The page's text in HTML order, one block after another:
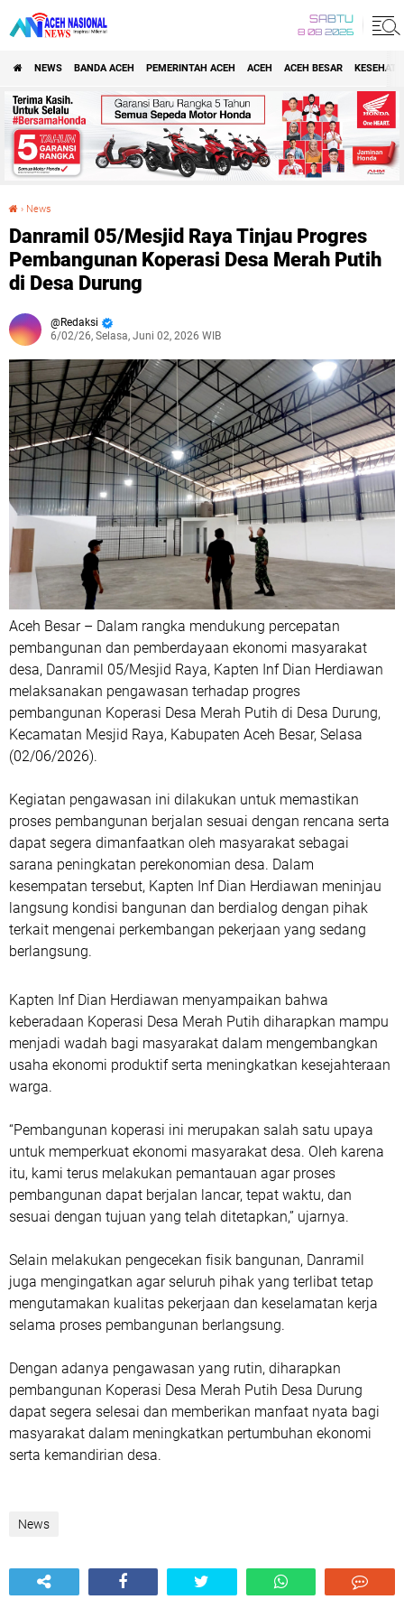
SABTU
8 08 2026
NEWS BANDA ACEH PEMERINTAH ACEH ACEH ACEH BESAR
› News
Danramil 05/Mesjid Raya Tinjau Progres
Pembangunan Koperasi Desa Merah Putih
di Desa Durung
Redaksi
6/02/26, Selasa, Juni 02, 2026 WIB
Aceh Besar – Dalam rangka mendukung percepatan
pembangunan dan pemberdayaan ekonomi masyarakat
desa, Danramil 05/Mesjid Raya, Kapten Inf Dian Herdiawan
melaksanakan pengawasan terhadap progres
pembangunan Koperasi Desa Merah Putih di Desa Durung,
Kecamatan Mesjid Raya, Kabupaten Aceh Besar, Selasa
(02/06/2026).
Kegiatan pengawasan ini dilakukan untuk memastikan
proses pembangunan berjalan sesuai dengan rencana serta
dapat segera dimanfaatkan oleh masyarakat sebagai
sarana peningkatan perekonomian desa. Dalam
kesempatan tersebut, Kapten Inf Dian Herdiawan meninjau
langsung kondisi bangunan dan berdialog dengan pihak
terkait mengenai perkembangan pekerjaan yang sedang
berlangsung.
Kapten Inf Dian Herdiawan menyampaikan bahwa
keberadaan Koperasi Desa Merah Putih diharapkan mampu
menjadi wadah bagi masyarakat dalam mengembangkan
usaha ekonomi produktif serta meningkatkan kesejahteraan
warga.
“Pembangunan koperasi ini merupakan salah satu upaya
untuk memperkuat ekonomi masyarakat desa. Oleh karena
itu, kami terus melakukan pemantauan agar proses
pembangunan dapat berjalan lancar, tepat waktu, dan
sesuai dengan tujuan yang telah ditetapkan,” ujarnya.
Selain melakukan pengecekan fisik bangunan, Danramil
juga mengingatkan agar seluruh pihak yang terlibat tetap
mengutamakan kualitas pekerjaan dan keselamatan kerja
selama proses pembangunan berlangsung.
Dengan adanya pengawasan yang rutin, diharapkan
pembangunan Koperasi Desa Merah Putih Desa Durung
dapat segera selesai dan memberikan manfaat nyata bagi
masyarakat dalam meningkatkan pertumbuhan ekonomi
serta kemandirian desa.
News